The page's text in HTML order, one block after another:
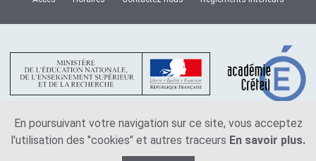
En poursuivant votre navigation sur ce site, vous acceptez
l'utilisation des "cookies" et autres traceurs En savoir plus.
Plan du site Mentions légales